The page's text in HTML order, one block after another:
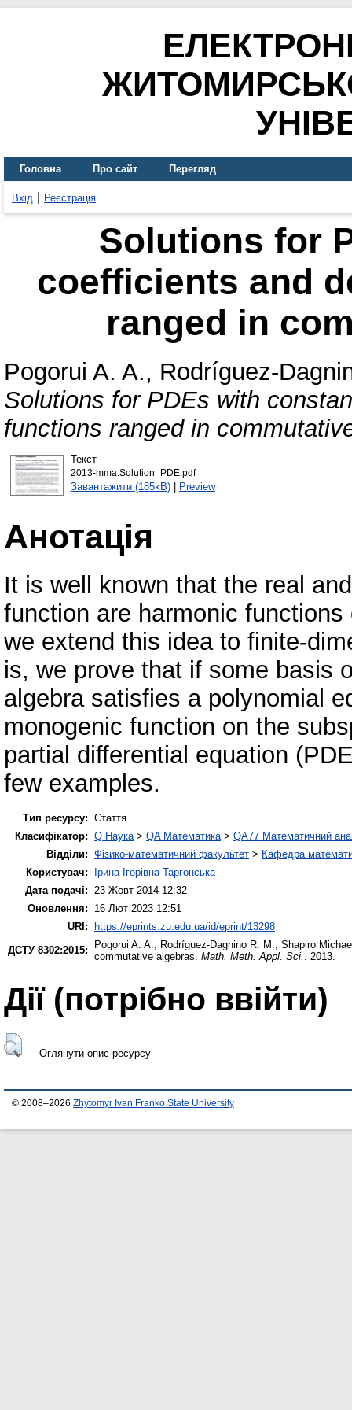
Головна Про сайт Перегляд
Вхід Реєстрація
Solutions for
coefficients and
ranged in
Pogorui A. A., Rodríguez-
Solutions for PDEs with
functions ranged in
Текст
2013-mma.Solution_PDE.pdf
Завантажити (185kB)| Preview
Анотація
It is well known that the real
function are harmonic
we extend this idea to finite-
is, we prove that if some basis
algebra satisfies a polynomial
monogenic function on the
partial differential equation
few examples.
Тип ресурсу: Стаття
Класифікатор: Q Наука > QA Математика > QA77 Математичний
Відділи: Фізико-математичний факультет > Кафедра
Користувач:
Ірина Ігорівна Таргонська
Дата подачі:
23 Жовт 2014 12:32
Оновлення:
16 Лют 2023 12:51
URI: https://eprints.zu.edu.ua/id/eprint/13298
ДСТУ 8302:2015:
Pogorui A. A. Rodríguez-Dagnino R. M.
Shapіro
commutative algebras. Math. Meth. Appl. Sci. . 2013.
Дії ​​(потрібно ввійти)
Оглянути опис ресурсу
© 2008–2026 Zhytomyr Ivan Franko State University